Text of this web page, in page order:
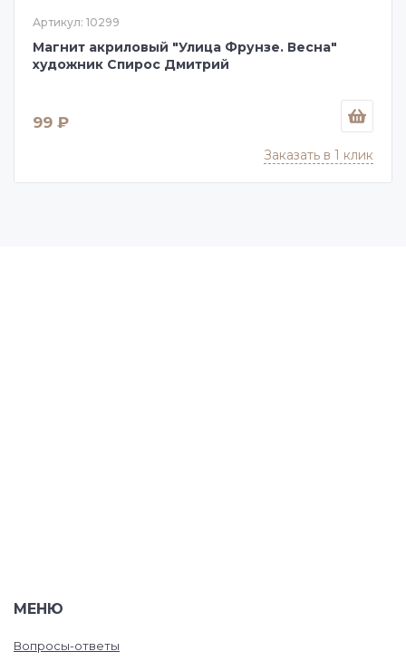
Артикул: 10299
Магнит акриловый "Улица Фрунзе. Весна"
художник Спирос Дмитрий
99 ₽
Заказать в 1 клик
МЕНЮ
Вопросы-ответы